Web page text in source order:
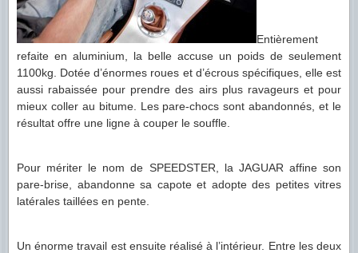
Entièrement
refaite en aluminium, la belle accuse un poids de seulement
1100kg. Dotée d’énormes roues et d’écrous spécifiques, elle est
aussi rabaissée pour prendre des airs plus ravageurs et pour
mieux coller au bitume. Les pare-chocs sont abandonnés, et le
résultat offre une ligne à couper le souffle.
Pour mériter le nom de SPEEDSTER, la JAGUAR affine son
pare-brise, abandonne sa capote et adopte des petites vitres
latérales taillées en pente.
Un énorme travail est ensuite réalisé à l’intérieur. Entre les deux